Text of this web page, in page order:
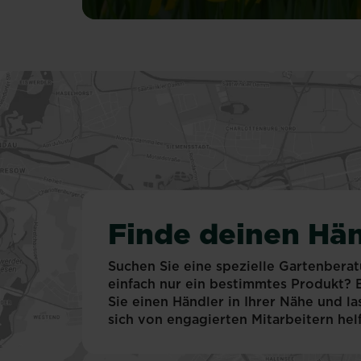
Winter
längeren
Tagen
und
Farbtupfern
im
Wintergrau.
Finde deinen
Suchen Sie eine spezielle
einfach nur ein bestimmtes Produkt?
Sie einen Händler in Ihrer Nähe und
sich von engagierten Mitarbeitern